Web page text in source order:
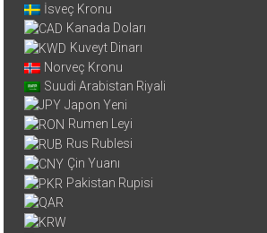
İsveç Kronu
Kanada Doları
Kuveyt Dinarı
Norveç Kronu
Suudi Arabistan Riyali
Japon Yeni
Rumen Leyi
Rus Rublesi
Çin Yuanı
Pakistan Rupisi